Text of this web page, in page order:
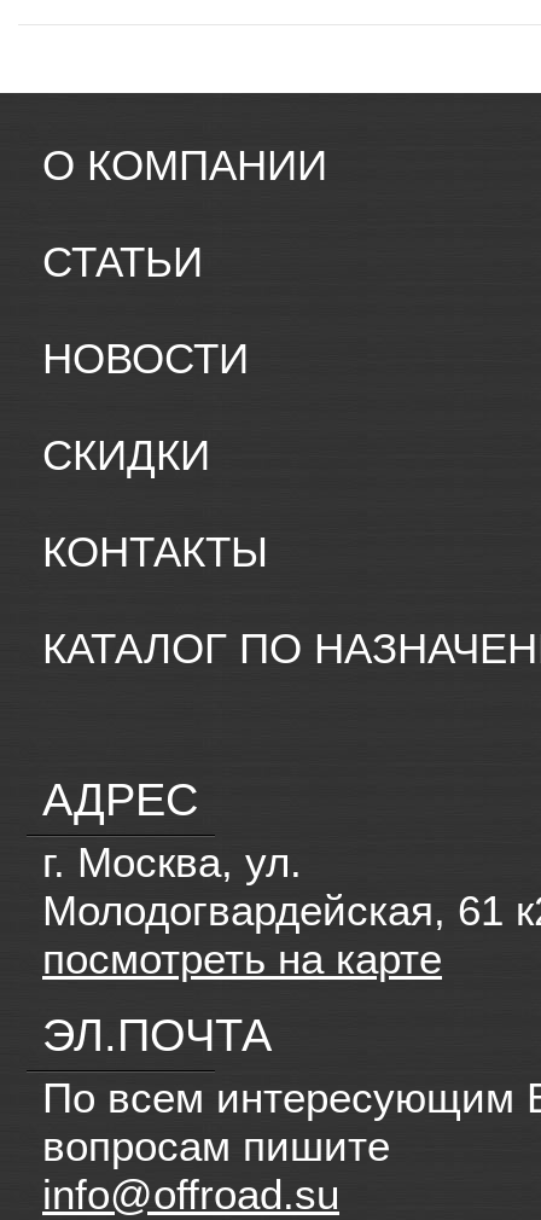
О КОМПАНИИ
СТАТЬИ
НОВОСТИ
СКИДКИ
КОНТАКТЫ
КАТАЛОГ ПО
АДРЕС
г. Москва, ул.
Молодогвардейская, 61
посмотреть на карте
ЭЛ.ПОЧТА
По всем интересующим
вопросам пишите
info@offroad.su